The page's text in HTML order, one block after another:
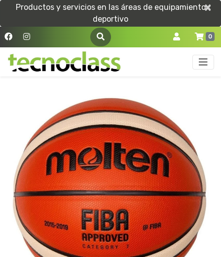
Productos y servicios en las áreas de equipamiento
deportivo
×
×
0